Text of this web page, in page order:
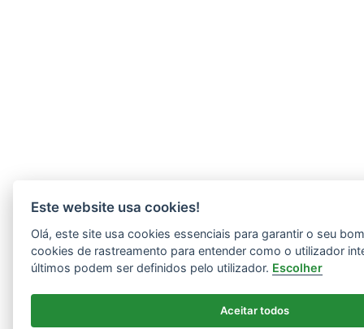
Este website usa cookies!
Olá, este site usa cookies essenciais para garantir o seu
cookies de rastreamento para entender como o utilizador
últimos podem ser definidos pelo utilizador. Escolher
Aceitar todos